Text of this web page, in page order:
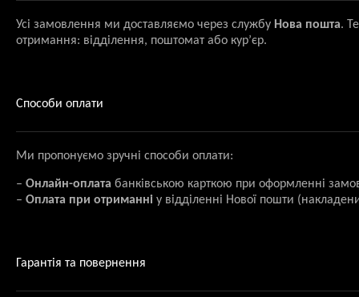
Усі замовлення ми доставляємо через службу Нова пошта.
отримання: відділення, поштомат або кур’єр.
Способи оплати
Ми пропонуємо зручні способи оплати:
– Онлайн-оплата банківською карткою при оформленні
– Оплата при отриманні у відділенні Нової пошти
Гарантія та повернення